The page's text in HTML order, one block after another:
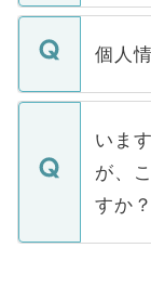
ません
■応募
関を公
に、医
みを人
ていま
転職・
ん。ま
定を承
の辞退
個人
個人情
で、ご
などで
ご本人
支援を
ている
いま
が、
すか？